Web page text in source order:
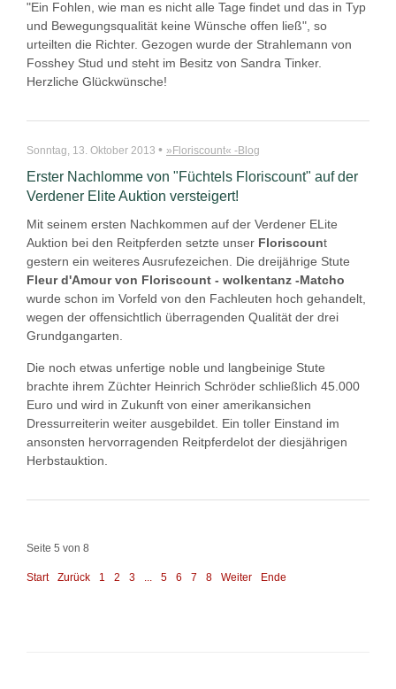
"Ein Fohlen, wie man es nicht alle Tage findet und das in Typ
und Bewegungsqualität keine Wünsche offen ließ", so
urteilten die Richter. Gezogen wurde der Strahlemann von
Fosshey Stud und steht im Besitz von Sandra Tinker.
Herzliche Glückwünsche!
Sonntag, 13. Oktober 2013 • »Floriscount« -Blog
Erster Nachlomme von "Füchtels Floriscount" auf der
Verdener Elite Auktion versteigert!
Mit seinem ersten Nachkommen auf der Verdener ELite
Auktion bei den Reitpferden setzte unser Floriscount
gestern ein weiteres Ausrufezeichen. Die dreijährige Stute
Fleur d'Amour von Floriscount - wolkentanz -Matcho
wurde schon im Vorfeld von den Fachleuten hoch gehandelt,
wegen der offensichtlich überragenden Qualität der drei
Grundgangarten.
Die noch etwas unfertige noble und langbeinige Stute
brachte ihrem Züchter Heinrich Schröder schließlich 45.000
Euro und wird in Zukunft von einer amerikansichen
Dressurreiterin weiter ausgebildet. Ein toller Einstand im
ansonsten hervorragenden Reitpferdelot der diesjährigen
Herbstauktion.
Seite 5 von 8
Start Zurück 1 2 3 ... 5 6 7 8 Weiter Ende